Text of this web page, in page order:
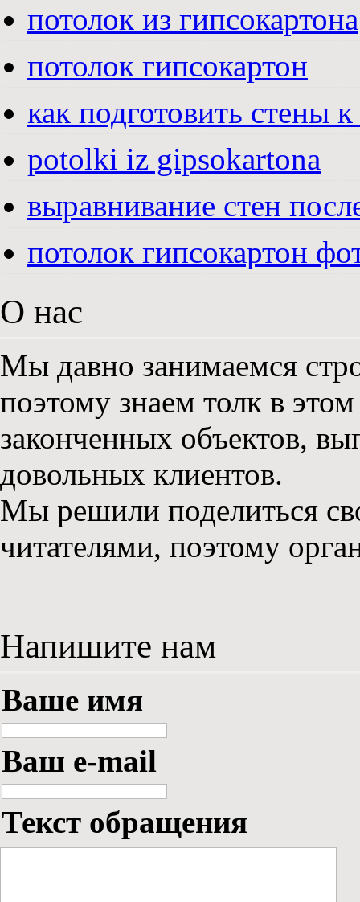
потолок из гипсокартона
потолок гипсокартон
как подготовить стены
potolki iz gipsokartona
выравнивание стен
потолок гипсокартон
О нас
Мы давно занимаемся
поэтому знаем толк в
законченных объектов,
довольных клиентов.
Мы решили поделиться
читателями, поэтому
Напишите нам
Ваше имя
Ваш e-mail
Текст обращения